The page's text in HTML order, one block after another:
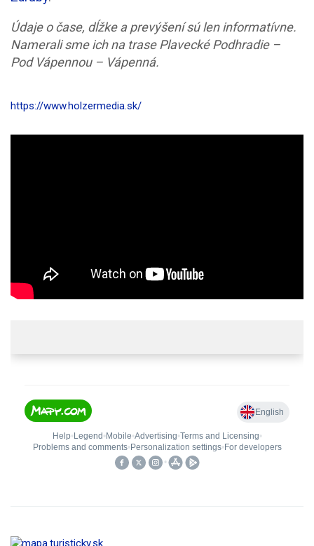
Údaje o čase, dĺžke a prevýšení sú len informatívne.
Namerali sme ich na trase Plavecké Podhradie –
Pod Vápennou – Vápenná.
https://www.holzermedia.sk/